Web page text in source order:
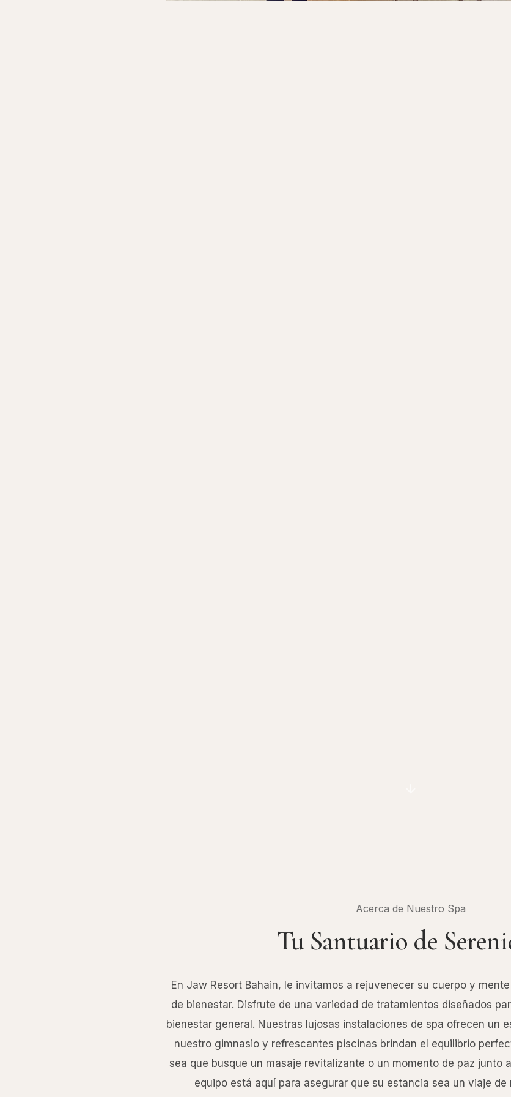
Acerca de Nuestro Spa
Tu Santuario de
En Jaw Resort Bahain, le invitamos a rejuvenecer su cuerpo y
de bienestar. Disfrute de una variedad de tratamientos diseñados
bienestar general. Nuestras lujosas instalaciones de spa ofrecen un
nuestro gimnasio y refrescantes piscinas brindan el equilibrio
sea que busque un masaje revitalizante o un momento de paz junto
equipo está aquí para asegurar que su estancia sea un viaje